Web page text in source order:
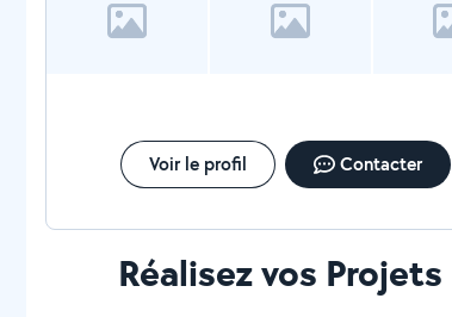
Voir le profil Contacter
Réalisez vos Projets